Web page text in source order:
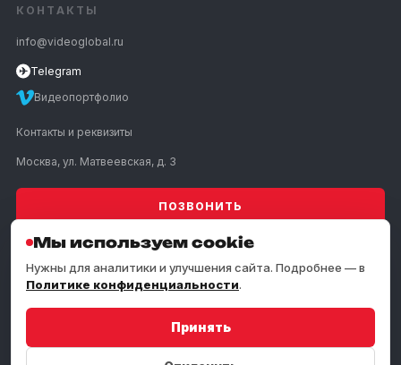
УСЛУГИ
КОНТАКТЫ
info@videoglobal.ru
✈ Telegram
Видеопортфолио
Контакты и реквизиты
Москва, ул. Матвеевская, д. 3
ПОЗВОНИТЬ
Мы используем cookie
Нужны для аналитики и улучшения сайта. Подробнее — в
Политике конфиденциальности.
Принять